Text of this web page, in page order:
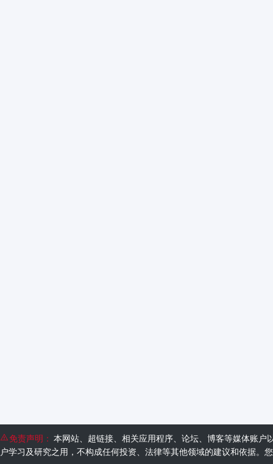
免责声明： 本网站、超链接、相关应用程序、论坛、博客等媒体账
户学习及研究之用，不构成任何投资、法律等其他领域的建议和依据